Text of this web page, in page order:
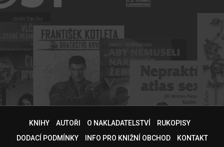
KNIHY AUTOŘI O NAKLADATELSTVÍ
RUKOPISY
DODACÍ PODMÍNKY
INFO PRO KNIŽNÍ OBCHOD KONTAKT